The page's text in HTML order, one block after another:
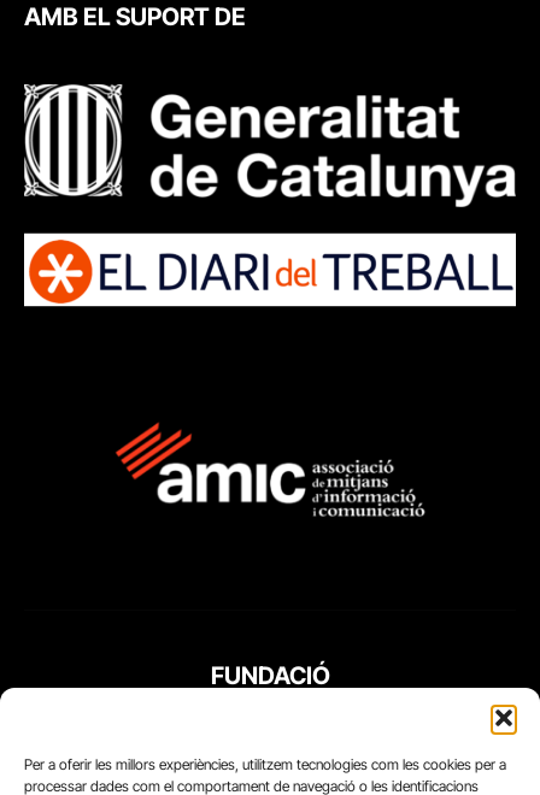
Per a oferir les millors experiències, utilitzem tecnologies com les cookies per a
processar dades com el comportament de navegació o les identificacions
AMB EL SUPORT DE
FUNDACIÓ